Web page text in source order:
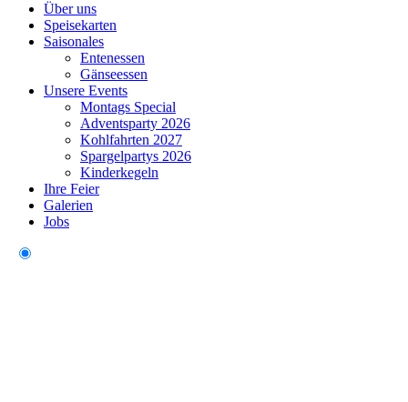
Über uns
Speisekarten
Saisonales
Entenessen
Gänseessen
Unsere Events
Montags Special
Adventsparty 2026
Kohlfahrten 2027
Spargelpartys 2026
Kinderkegeln
Ihre Feier
Galerien
Jobs